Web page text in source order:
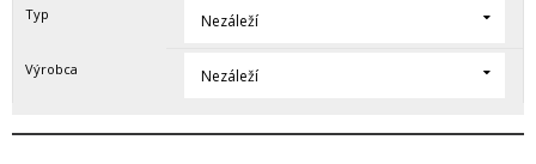
Typ Nezáleží
Výrobca Nezáleží